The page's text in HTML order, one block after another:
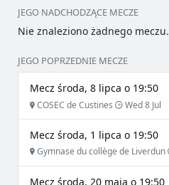
JEGO NADCHODZĄCE MECZE
Nie znaleziono żadnego meczu.
JEGO POPRZEDNIE MECZE
Mecz środa, 8 lipca o 19:50
COSEC de Custines Wed 8 Jul
Mecz środa, 1 lipca o 19:50
Gymnase du collège de Liverdun
Mecz środa, 20 maja o 19:50